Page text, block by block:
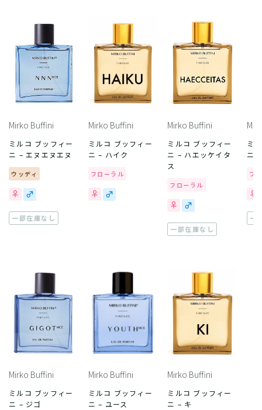
Mirko Buffini
ミルコ ブッフィー
ニ – エヌエヌエヌ
ウッディ
一部在庫なし
Mirko Buffini
ミルコ ブッフィー
ニ – ハイク
フローラル
Mirko Buffini
ミルコ ブッフィー
ニ – ハエッケイタ
ス
フローラル
一部在庫なし
ミ
ニ
フ
一
Mirko Buffini
ミルコ ブッフィー
ニ – ジゴ
Mirko Buffini
ミルコ ブッフィー
ニ – ユース
Mirko Buffini
ミルコ ブッフィー
ニ – キ